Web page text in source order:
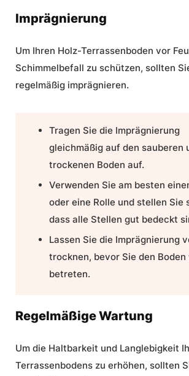
Imprägnierung
Um Ihren Holz-Terrassenboden vor
Schimmelbefall zu schützen, sollten
regelmäßig imprägnieren.
Tragen Sie die Imprägnierung
gleichmäßig auf den sauberen
trockenen Boden auf.
Verwenden Sie am besten
oder eine Rolle und stellen Sie
dass alle Stellen gut bedeckt
Lassen Sie die Imprägnierung
trocknen, bevor Sie den Boden
betreten.
Regelmäßige Wartung
Um die Haltbarkeit und Langlebigkeit
Terrassenbodens zu erhöhen, sollten